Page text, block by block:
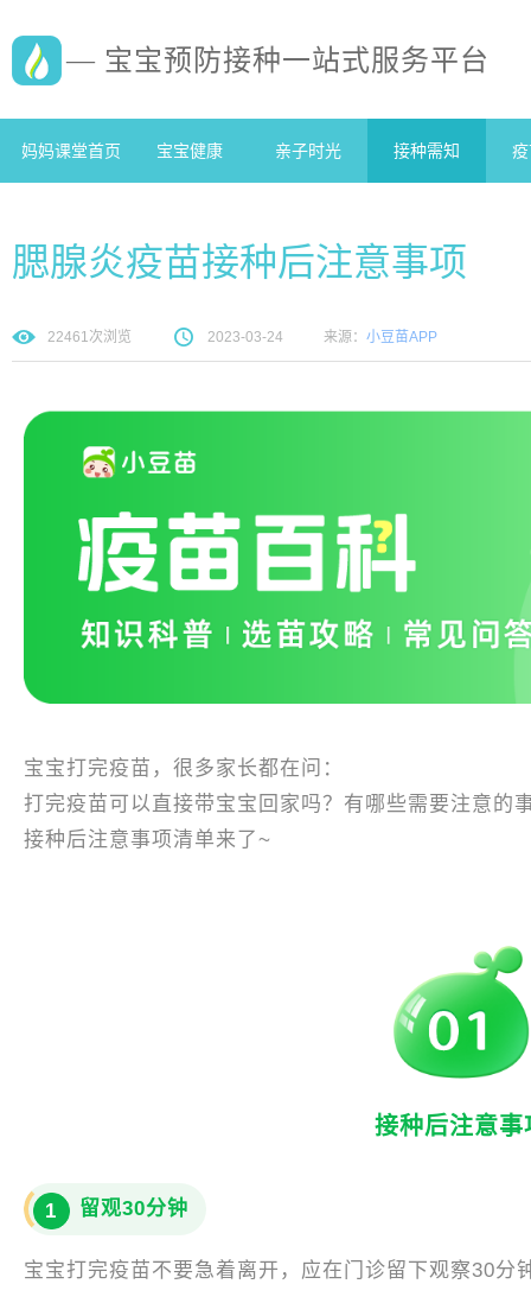
— 宝宝预防接种一站式服务平台
妈妈课堂首页 宝宝健康 亲子时光 接种需知
腮腺炎疫苗接种后注意事项
22461次浏览 2023-03-24 来源： 小豆苗APP
宝宝打完疫苗，很多家长都在问：
打完疫苗可以直接带宝宝回家吗？有哪些需要注意的
接种后注意事项清单来了~
接种后注意事
1 留观30分钟
宝宝打完疫苗不要急着离开，应在门诊留下观察30分